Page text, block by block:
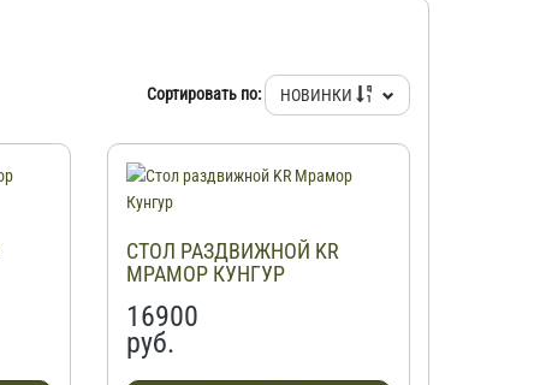
Сортировать по: НОВИНКИ
СТОЛ РАЗДВИЖНОЙ KR
МРАМОР КУНГУР
16900
руб.